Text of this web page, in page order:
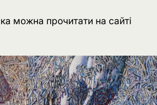
можна прочитати на сайті